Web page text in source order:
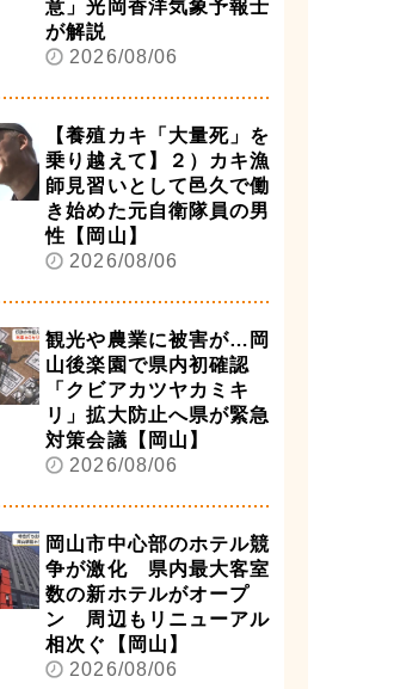
意」光岡香洋気象予報士
が解説
2026/08/06
【養殖カキ「大量死」を
乗り越えて】２）カキ漁
師見習いとして邑久で働
き始めた元自衛隊員の男
性【岡山】
2026/08/06
観光や農業に被害が…岡
山後楽園で県内初確認
「クビアカツヤカミキ
リ」拡大防止へ県が緊急
対策会議【岡山】
2026/08/06
岡山市中心部のホテル競
争が激化 県内最大客室
数の新ホテルがオープ
ン 周辺もリニューアル
相次ぐ【岡山】
2026/08/06